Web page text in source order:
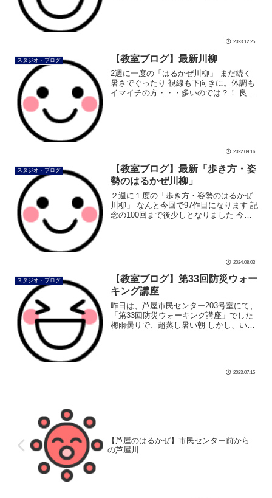
2023.12.25
スタジオ・ブログ 【教室ブログ】最新川柳
2週に一度の「はるかぜ川柳」 まだ続く
暑さでぐったり 視線も下向きに。体調も
イマイチの方・・・多いのでは？！ 良い
2022.09.16
スタジオ・ブログ
【教室ブログ】最新「歩き方・姿
勢のはるかぜ川柳」
２週に１度の「歩き方・姿勢のはるかぜ
川柳」 なんと今回で97作目になります 記
念の100回まで後少しとなりました 今回
2024.08.03
スタジオ・ブログ
【教室ブログ】第33回防災ウォー
キング講座
昨日は、芦屋市民センター203号室にて、
「第33回防災ウォーキング講座」でした
梅雨曇りで、超蒸し暑い朝 しかし、いつ
2023.07.15
【芦屋のはるかぜ】市民センター前から
の芦屋川